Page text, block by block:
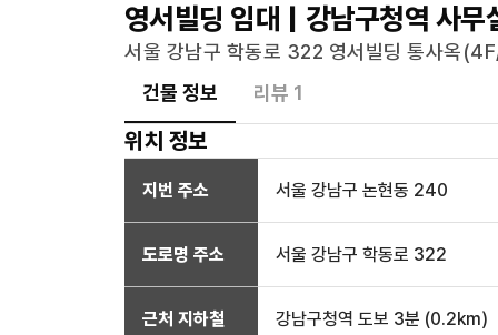
영서빌딩 임대 | 강남구청역 사무
서울 강남구 학동로 322 영서빌딩 통사옥
건물 정보
리뷰 1
위치 정보
지번 주소 서울 강남구 논현동 240
도로명 주소 서울 강남구 학동로 322
근처 지하철 강남구청역 도보 3분 (0.2km)